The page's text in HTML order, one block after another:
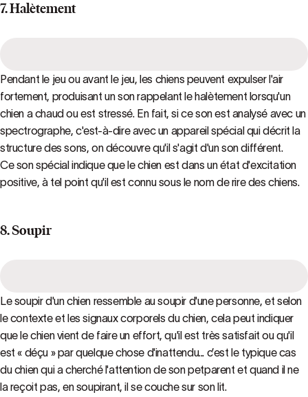
7. Halètement
Pendant le jeu ou avant le jeu, les chiens peuvent expulser l'air
fortement, produisant un son rappelant le halètement lorsqu'un
chien a chaud ou est stressé. En fait, si ce son est analysé avec un
spectrographe, c'est-à-dire avec un appareil spécial qui décrit la
structure des sons, on découvre qu'il s'agit d'un son différent.
Ce son spécial indique que le chien est dans un état d'excitation
positive, à tel point qu'il est connu sous le nom de rire des chiens.
8. Soupir
Le soupir d'un chien ressemble au soupir d'une personne, et selon
le contexte et les signaux corporels du chien, cela peut indiquer
que le chien vient de faire un effort, qu'il est très satisfait ou qu'il
est « déçu » par quelque chose d'inattendu... c’est le typique cas
du chien qui a cherché l'attention de son petparent et quand il ne
la reçoit pas, en soupirant, il se couche sur son lit.